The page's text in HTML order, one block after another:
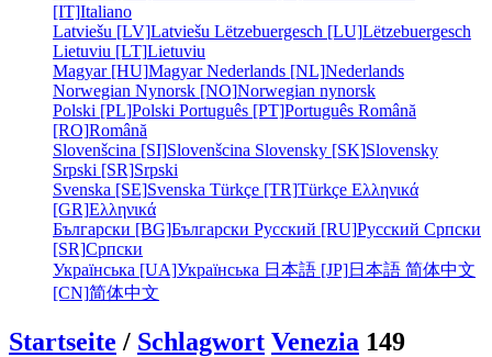
[IT]Italiano
Latviešu [LV]Latviešu Lëtzebuergesch [LU]Lëtzebuergesch
Lietuviu [LT]Lietuviu
Magyar [HU]MagyarNederlands [NL]Nederlands
Norwegian Nynorsk [NO]Norwegian nynorsk
Polski [PL]Polski Português [PT]Português Română
[RO]Română
Slovenšcina [SI]Slovenšcina Slovensky [SK]Slovensky
Srpski [SR]Srpski
Svenska [SE]Svenska Türkçe [TR]Türkçe Ελληνικά
[GR]Ελληνικά
Български [BG]Български Русский [RU]Русский Српски
[SR]Српски
Українська [UA]Українська 日本語 [JP]日本語 简体中文
[CN]简体中文
Startseite / Schlagwort Venezia 149